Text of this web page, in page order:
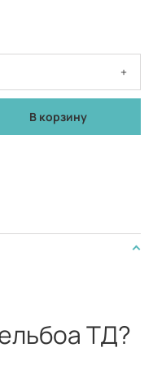
+
В корзину
ТД?